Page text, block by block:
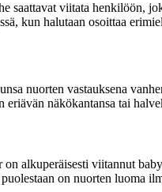
saattavat viitata henkilöön,
kun halutaan osoittaa
nuorten vastauksena
eriävän näkökantansa tai
alkuperäisesti viitannut
on nuorten luoma